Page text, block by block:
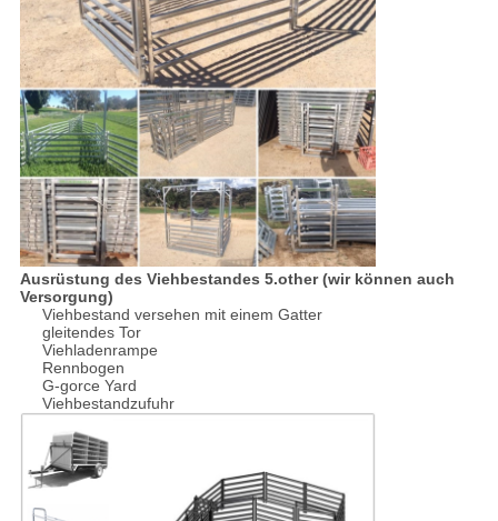
Ausrüstung des Viehbestandes 5.other (wir können auch
Versorgung)
Viehbestand versehen mit einem Gatter
gleitendes Tor
Viehladenrampe
Rennbogen
G-gorce Yard
Viehbestandzufuhr